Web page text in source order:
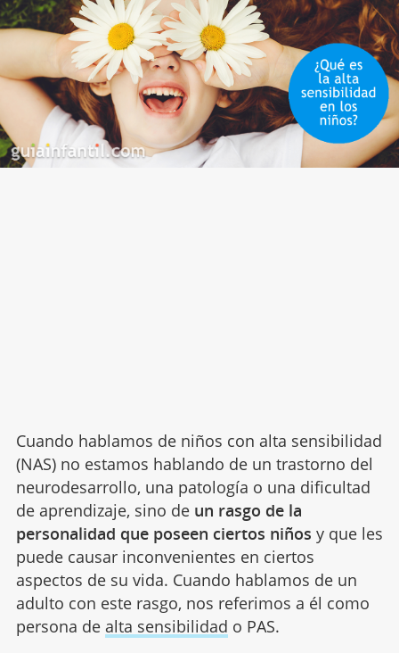
Cuando hablamos de niños con alta sensibilidad
(NAS) no estamos hablando de un trastorno del
neurodesarrollo, una patología o una dificultad
de aprendizaje, sino de un rasgo de la
personalidad que poseen ciertos niños y que les
puede causar inconvenientes en ciertos
aspectos de su vida. Cuando hablamos de un
adulto con este rasgo, nos referimos a él como
persona de alta sensibilidad o PAS.